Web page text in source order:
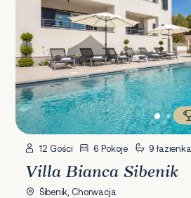
12 Gości 6 Pokoje 9 łazienka
Villa Bianca Sibenik
Šibenik, Chorwacja